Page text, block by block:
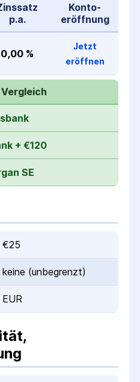
p.a.
Konto­
eröffnung
0,00 %
Jetzt
eröffnen
+ €120
SE
€25
keine (unbegrenzt)
EUR